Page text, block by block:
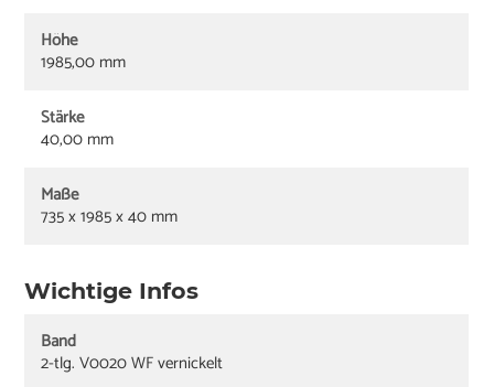
Höhe
1985,00 mm
Stärke
40,00 mm
Maße
735 x 1985 x 40 mm
Wichtige Infos
Band
2-tlg. V0020 WF vernickelt